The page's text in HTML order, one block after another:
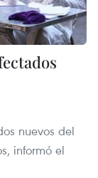
nuevos del
informó el